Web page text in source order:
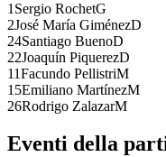
1 Sergio RochetG
2José María GiménezD
24Santiago BuenoD
22Joaquín PiquerezD
11Facundo PellistriM
15Emiliano MartínezM
26Rodrigo ZalazarM
Eventi della